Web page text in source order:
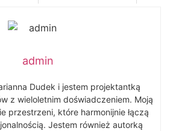
admin
Dudek i jestem projektantką
z wieloletnim doświadczeniem. Moją
przestrzeni, które harmonijnie łączą
Jestem również autorką